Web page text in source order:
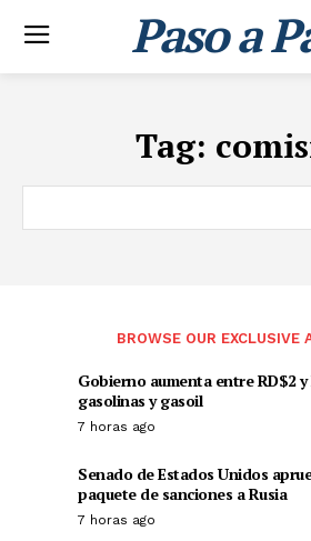
Paso a
Tag:
BROWSE OUR EXCLUSIVE
Gobierno aumenta entre RD$2 y
gasolinas y gasoil
7 horas ago
Senado de Estados Unidos
paquete de sanciones a Rusia
7 horas ago